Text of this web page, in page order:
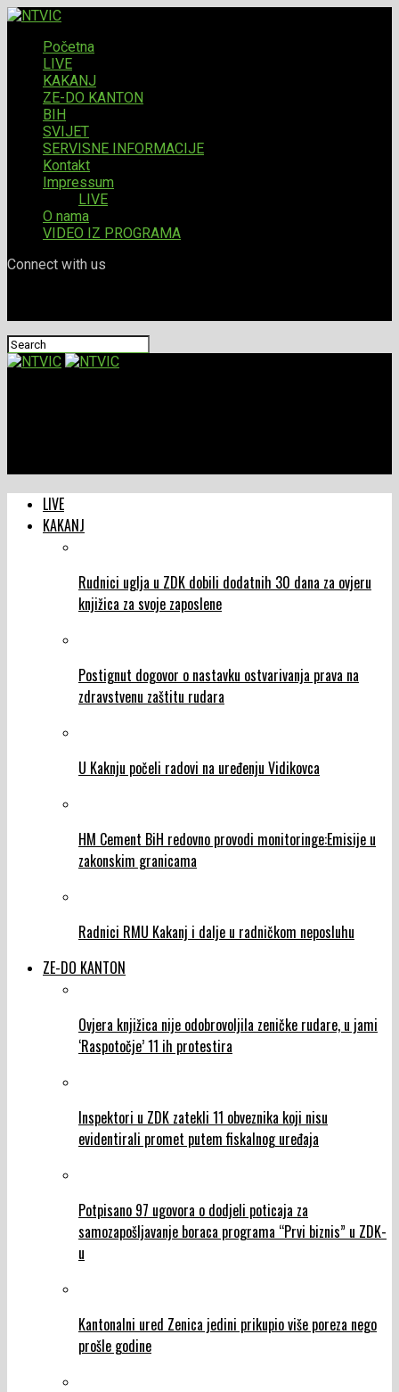
Početna
LIVE
KAKANJ
ZE-DO KANTON
BIH
SVIJET
SERVISNE INFORMACIJE
Kontakt
Impressum
LIVE
O nama
VIDEO IZ PROGRAMA
Connect with us
LIVE
KAKANJ
Rudnici uglja u ZDK dobili dodatnih 30 dana za ovjeru
knjižica za svoje zaposlene
Postignut dogovor o nastavku ostvarivanja prava na
zdravstvenu zaštitu rudara
U Kaknju počeli radovi na uređenju Vidikovca
HM Cement BiH redovno provodi monitoringe:Emisije u
zakonskim granicama
Radnici RMU Kakanj i dalje u radničkom neposluhu
ZE-DO KANTON
Ovjera knjižica nije odobrovoljila zeničke rudare, u jami
‘Raspotočje’ 11 ih protestira
Inspektori u ZDK zatekli 11 obveznika koji nisu
evidentirali promet putem fiskalnog uređaja
Potpisano 97 ugovora o dodjeli poticaja za
samozapošljavanje boraca programa “Prvi biznis” u ZDK-
u
Kantonalni ured Zenica jedini prikupio više poreza nego
prošle godine